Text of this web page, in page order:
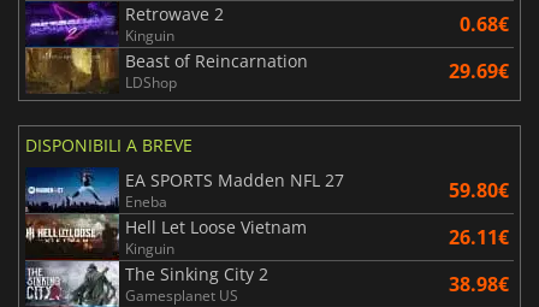
Retrowave 2
Kinguin 0.68€
Beast of Reincarnation
LDShop 29.69€
DISPONIBILI A BREVE
EA SPORTS Madden NFL 27
Eneba 59.80€
Hell Let Loose Vietnam
Kinguin 26.11€
The Sinking City 2
Gamesplanet US 38.98€